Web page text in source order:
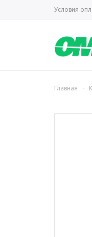
Условия
Главная -